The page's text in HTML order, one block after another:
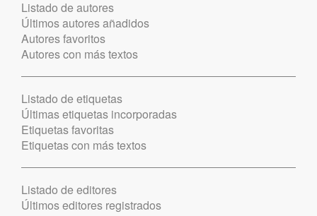
Listado de autores
Últimos autores añadidos
Autores favoritos
Autores con más textos
Listado de etiquetas
Últimas etiquetas incorporadas
Etiquetas favoritas
Etiquetas con más textos
Listado de editores
Últimos editores registrados